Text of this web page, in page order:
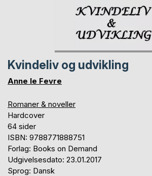
Kvindeliv og udvikling
Anne le Fevre
Romaner & noveller
Hardcover
64 sider
ISBN: 9788771888751
Forlag: Books on Demand
Udgivelsesdato: 23.01.2017
Sprog: Dansk